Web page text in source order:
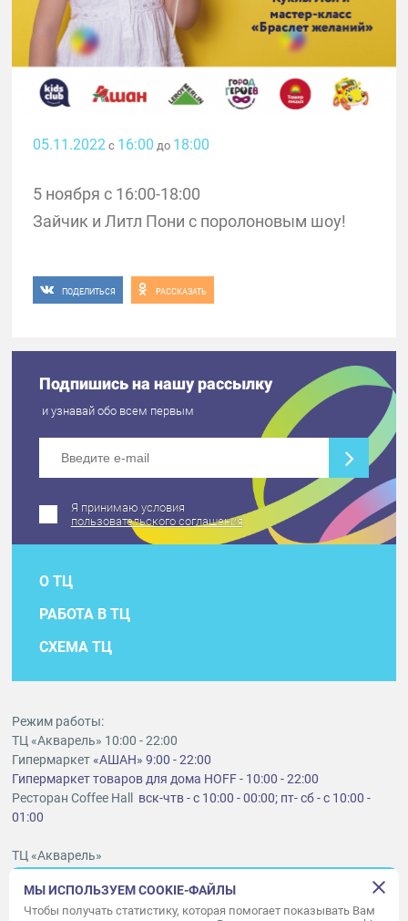
05.11.2022 с 16:00 до 18:00
5 ноября с 16:00-18:00
Зайчик и Литл Пони с поролоновым шоу!
ПОДЕЛИТЬСЯ РАССКАЗАТЬ
Подпишись на нашу рассылку
и узнавай обо всем первым
Я принимаю условия
пользовательского соглашения
О ТЦ
РАБОТА В ТЦ
СХЕМА ТЦ
Режим работы:
ТЦ «Акварель» 10:00 - 22:00
Гипермаркет«АШАН» 9:00 - 22:00
Гипермаркет товаров для дома HOFF - 10:00 - 22:00
Ресторан Coffee Hall вск-чтв - с 10:00 - 00:00; пт- сб - с 10:00 -
01:00
ТЦ «Акварель»
lt@aquarelle-centre.ru
МЫ ИСПОЛЬЗУЕМ COOKIE-ФАЙЛЫ
Чтобы получать статистику, которая помогает показывать Вам